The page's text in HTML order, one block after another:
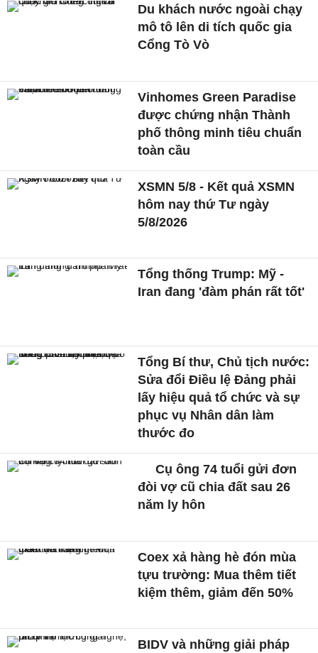
Du khách nước ngoài chạy
mô tô lên di tích quốc gia
Cổng Tò Vò
Vinhomes Green Paradise
được chứng nhận Thành
phố thông minh tiêu chuẩn
toàn cầu
XSMN 5/8 - Kết quả XSMN
hôm nay thứ Tư ngày
5/8/2026
Tổng thống Trump: Mỹ -
Iran đang 'đàm phán rất tốt'
Tổng Bí thư, Chủ tịch nước:
Sửa đổi Điều lệ Đảng phải
lấy hiệu quả tổ chức và sự
phục vụ Nhân dân làm
thước đo
Cụ ông 74 tuổi gửi đơn
đòi vợ cũ chia đất sau 26
năm ly hôn
Coex xả hàng hè đón mùa
tựu trường: Mua thêm tiết
kiệm thêm, giảm đến 50%
BIDV và những giải pháp